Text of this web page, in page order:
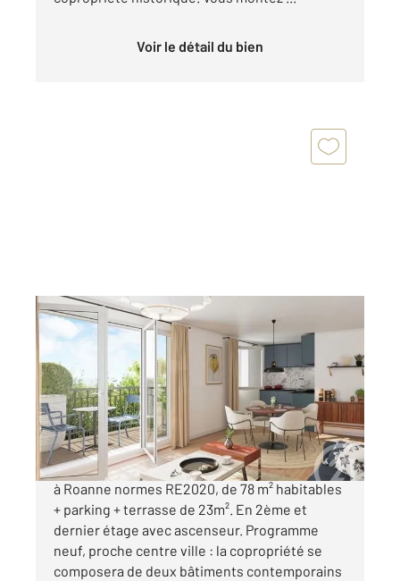
Voir le détail du bien
ROANNE 42
78 m , 4 pièces
Appartement F4 à vendre
269 860 €
Appartement type T4 en attique neuf à vendre
à Roanne normes RE2020, de 78 m² habitables
+ parking + terrasse de 23m². En 2ème et
dernier étage avec ascenseur. Programme
neuf, proche centre ville : la copropriété se
composera de deux bâtiments contemporains